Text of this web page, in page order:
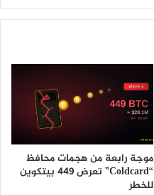
موجة رابعة من هجمات محافظ
“Coldcard” تعرض 449 بيتكوين
للخطر